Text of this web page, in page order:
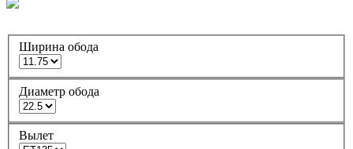
Ширина обода
Диаметр обода
Вылет